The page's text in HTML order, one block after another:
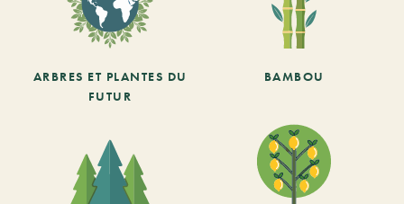
ARBRES ET PLANTES DU
FUTUR
BAMBOU